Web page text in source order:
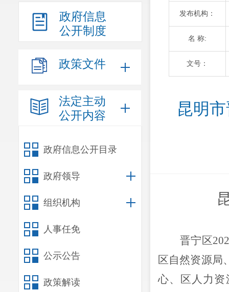
政府信息
公开制度
政策文件
法定主动
公开内容
政府信息公开目录
政府领导
组织机构
人事任免
公示公告
政策解读
发布机构：
名 称:
文号：
昆明
晋宁区
区自然资源局
心、区人力